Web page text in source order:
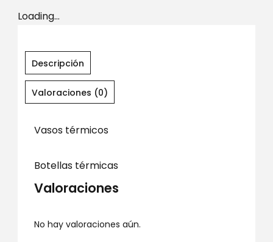
Loading...
Descripción
Valoraciones (0)
Vasos térmicos
Botellas térmicas
Valoraciones
No hay valoraciones aún.